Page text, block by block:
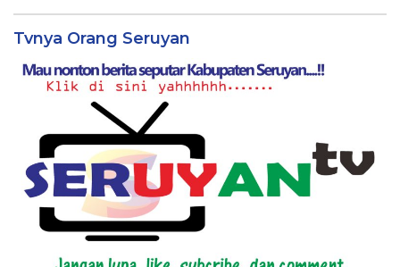
Tvnya Orang Seruyan